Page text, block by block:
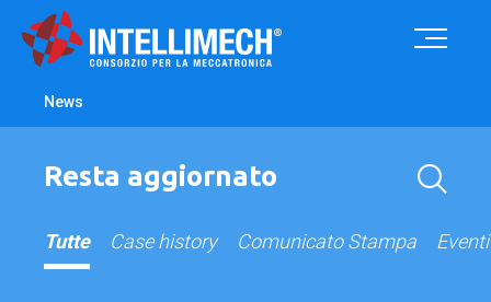
News
Resta aggiornato
Tutte Case history Comunicato Stampa Eventi